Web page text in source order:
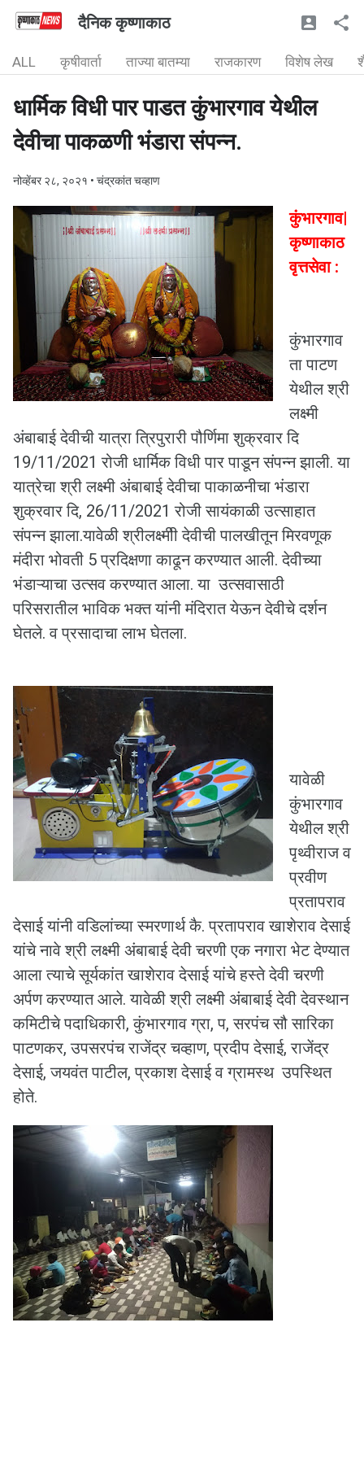
दैनिक कृष्णाकाठ
ALL कृषीवार्ता ताज्या बातम्या राजकारण विशेष लेख
धार्मिक विधी पार पाडत कुंभारगाव येथील
देवीचा पाकळणी भंडारा संपन्न.
नोव्हेंबर २८, २०२१ • चंद्रकांत चव्हाण
कुंभारगाव|
कृष्णाकाठ
वृत्तसेवा :
कुंभारगाव
ता पाटण
येथील श्री
लक्ष्मी
अंबाबाई देवीची यात्रा त्रिपुरारी पौर्णिमा शुक्रवार दि
19/11/2021 रोजी धार्मिक विधी पार पाडून संपन्न झाली. या
यात्रेचा श्री लक्ष्मी अंबाबाई देवीचा पाकाळनीचा भंडारा
शुक्रवार दि, 26/11/2021 रोजी सायंकाळी उत्साहात
संपन्न झाला.यावेळी श्रीलक्ष्मीी देवीची पालखीतून मिरवणूक
मंदीरा भोवती 5 प्रदिक्षणा काढून करण्यात आली. देवीच्या
भंडाऱ्याचा उत्सव करण्यात आला. या उत्सवासाठी
परिसरातील भाविक भक्त यांनी मंदिरात येऊन देवीचे दर्शन
घेतले. व प्रसादाचा लाभ घेतला.
यावेळी
कुंभारगाव
येथील श्री
पृथ्वीराज व
प्रवीण
प्रतापराव
देसाई यांनी वडिलांच्या स्मरणार्थ कै. प्रतापराव खाशेराव देसाई
यांचे नावे श्री लक्ष्मी अंबाबाई देवी चरणी एक नगारा भेट देण्यात
आला त्याचे सूर्यकांत खाशेराव देसाई यांचे हस्ते देवी चरणी
अर्पण करण्यात आले. यावेळी श्री लक्ष्मी अंबाबाई देवी देवस्थान
कमिटीचे पदाधिकारी, कुंभारगाव ग्रा, प, सरपंच सौ सारिका
पाटणकर, उपसरपंच राजेंद्र चव्हाण, प्रदीप देसाई, राजेंद्र
देसाई, जयवंत पाटील, प्रकाश देसाई व ग्रामस्थ उपस्थित
होते.